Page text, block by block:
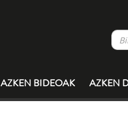
AZKEN BIDEOAK AZKEN